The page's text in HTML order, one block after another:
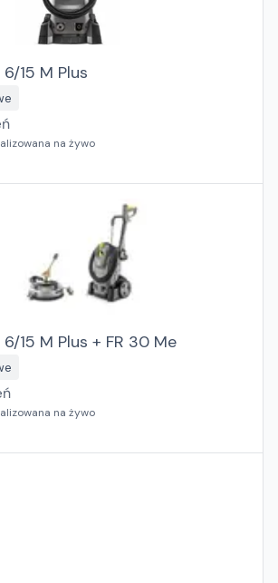
6/15 M Plus
na żywo
6/15 M Plus + FR 30 Me
na żywo